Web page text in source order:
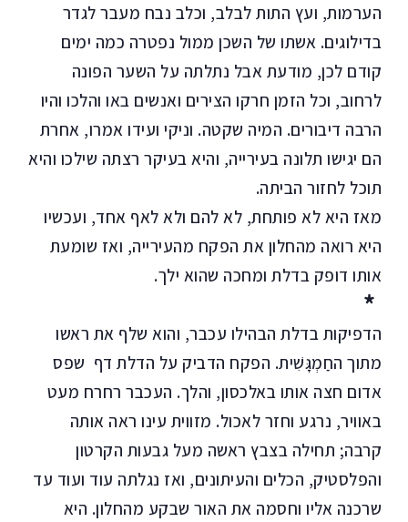
הערמות, ועץ התות לבלב, וכלב נבח מעבר לגדר
בדילוגים. אשתו של השכן ממול נפטרה כמה ימים
קודם לכן, מודעת אבל נתלתה על השער הפונה
לרחוב, וכל הזמן חרקו הצירים ואנשים באו והלכו והיו
הרבה דיבורים. המיה שקטה. וניקי ועידו אמרו, אחרת
הם יגישו תלונה בעירייה, והיא בעיקר רצתה שילכו והיא
תוכל לחזור הביתה.
מאז היא לא פותחת, לא להם ולא לאף אחד, ועכשיו
היא רואה מהחלון את הפקח מהעירייה, ואז שומעת
אותו דופק בדלת ומחכה שהוא ילך.
*
הדפיקות בדלת הבהילו עכבר, והוא שלף את ראשו
מתוך החַמְגָּשִׁית. הפקח הדביק על הדלת דף שפס
אדום חצה אותו באלכסון, והלך. העכבר רחרח מעט
באוויר, נרגע וחזר לאכול. מזווית עינו ראה אותה
קרבה; תחילה בצבץ ראשה מעל גבעות הקרטון
והפלסטיק, הכלים והעיתונים, ואז נגלתה עוד ועוד עד
שרכנה אליו וחסמה את האור שבקע מהחלון. היא